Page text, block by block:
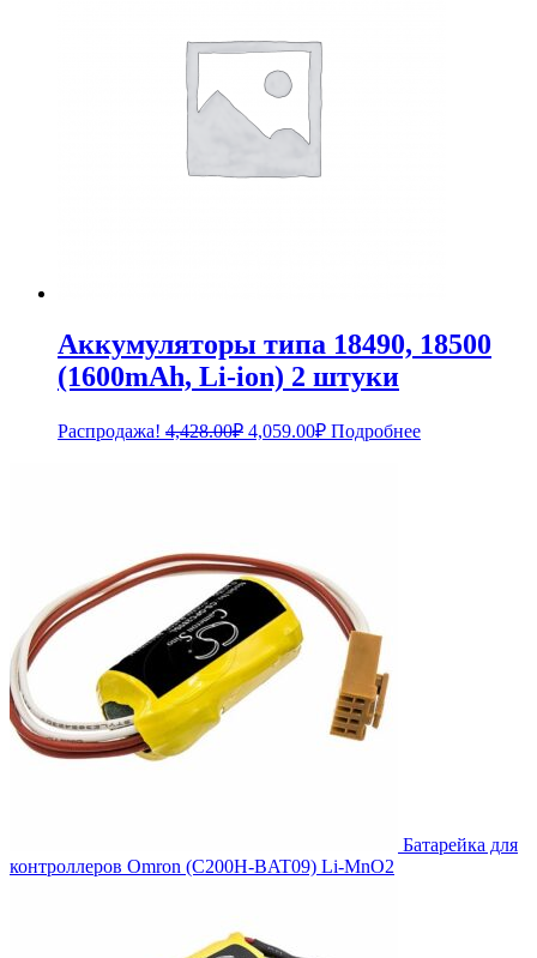
Аккумуляторы типа 18490, 18500
(1600mAh, Li-ion) 2 штуки
Распродажа! 4,428.00₽ Первоначальная
4,059.00₽Текущая
цена:
Подробнее
Батарейка для
контроллеров Omron (C200H-BAT09) Li-MnO2